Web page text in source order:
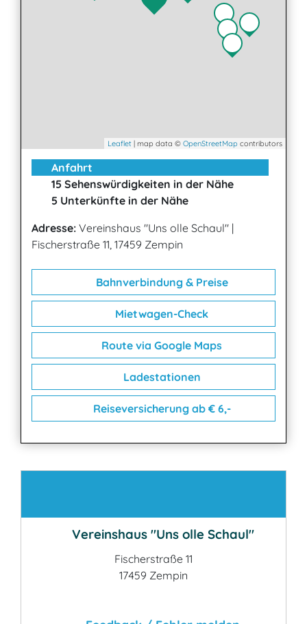
Leaflet | map data © OpenStreetMap contributors
Anfahrt
15 Sehenswürdigkeiten in der Nähe
5 Unterkünfte in der Nähe
Adresse: Vereinshaus "Uns olle Schaul" |
Fischerstraße 11, 17459 Zempin
Bahnverbindung & Preise
Mietwagen-Check
Route via Google Maps
Ladestationen
Reiseversicherung ab € 6,-
Vereinshaus "Uns olle Schaul"
Fischerstraße 11
17459 Zempin